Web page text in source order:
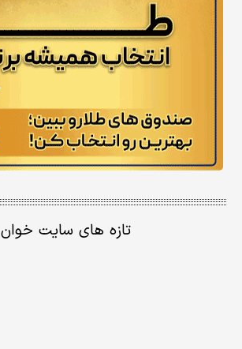
تازه های سایت خوان